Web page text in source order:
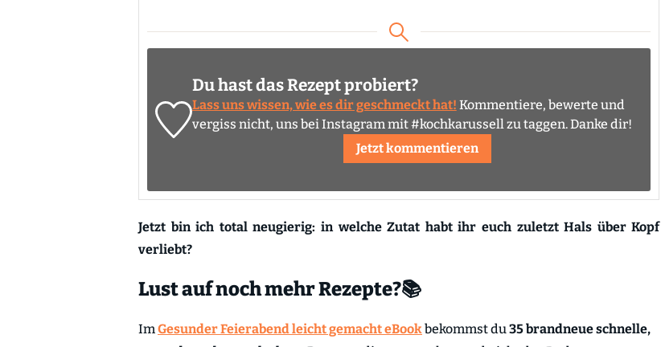
Du hast das Rezept probiert?
Lass uns wissen, wie es dir geschmeckt hat! Kommentiere, bewerte und
vergiss nicht, uns bei Instagram mit #kochkarussell zu taggen. Danke dir!
Jetzt kommentieren
Jetzt bin ich total neugierig: in welche Zutat habt ihr euch zuletzt Hals über Kopf
verliebt?
Lust auf noch mehr Rezepte?📚
ImGesunder Feierabend leicht gemacht eBookbekommst du35 brandneue schnelle,